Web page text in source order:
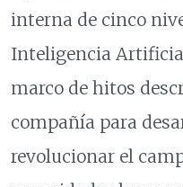
interna de cinco
Inteligencia
marco de hitos
compañía para
revolucionar el